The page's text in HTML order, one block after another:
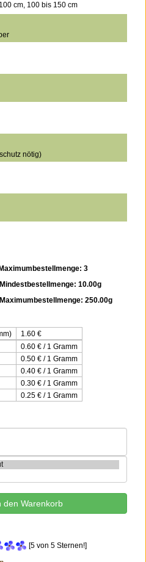
cm, 100 bis 150 cm
nötig)
3
10.00g
250.00g
1.60 €
0.60 € / 1 Gramm
0.50 € / 1 Gramm
0.40 € / 1 Gramm
0.30 € / 1 Gramm
0.25 € / 1 Gramm
[5 von 5 Sternen!]